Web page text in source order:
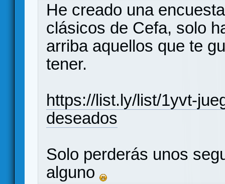
He creado una
clásicos de Cefa, solo
arriba aquellos que te
tener.
https://list.ly/list/1yvt-
deseados
Solo perderás unos
alguno